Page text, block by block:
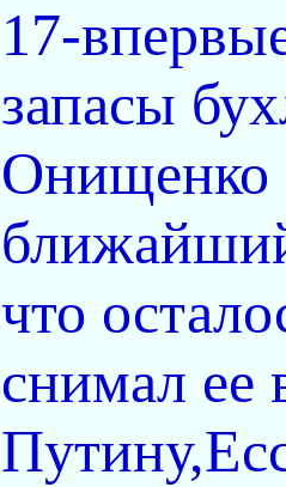
17-
запасы
Онищенко
что
снимал ее